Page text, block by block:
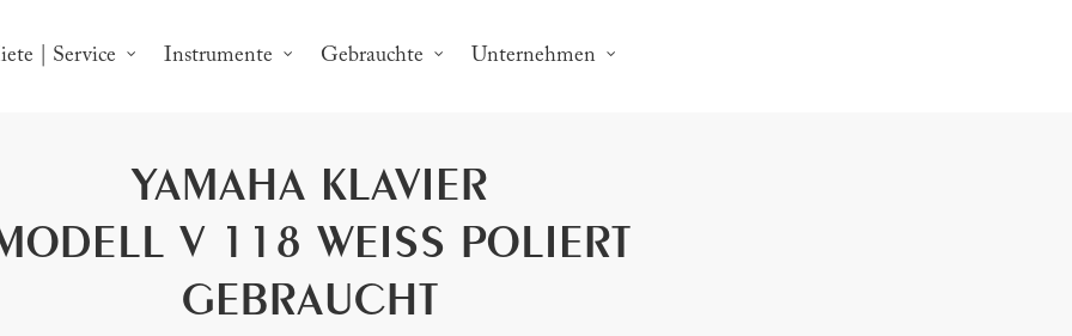
| Service Instrumente Gebrauchte Unternehmen
YAMAHA KLAVIER
V 118 WEISS POLIERT
GEBRAUCHT